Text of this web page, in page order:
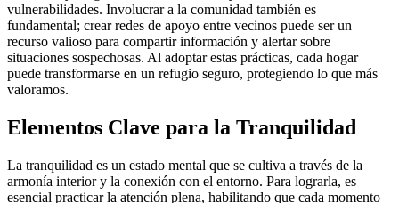
vulnerabilidades. Involucrar a la comunidad también es
fundamental; crear redes de apoyo entre vecinos puede ser un
recurso valioso para compartir información y alertar sobre
situaciones sospechosas. Al adoptar estas prácticas, cada hogar
puede transformarse en un refugio seguro, protegiendo lo que más
valoramos.
Elementos Clave para la Tranquilidad
La tranquilidad es un estado mental que se cultiva a través de la
armonía interior y la conexión con el entorno. Para lograrla, es
esencial practicar la atención plena, habilitando que cada momento